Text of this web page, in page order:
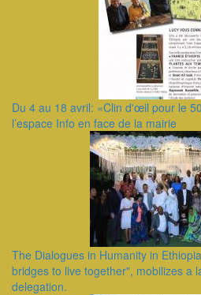
Du 4 au 18 avril: «Clin d'œil pour le
l’espace Info en face de la mairie
The Dialogues in Humanity in
bridges to live together", mobilizes a
delegation.